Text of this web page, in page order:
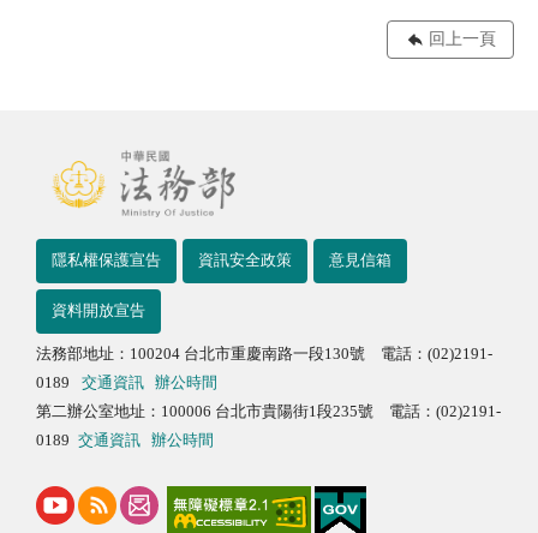
回上一頁
隱私權保護宣告 資訊安全政策 意見信箱
資料開放宣告
法務部地址：100204 台北市重慶南路一段130號 電話：(02)2191-
0189
交通資訊
辦公時間
第二辦公室地址：100006 台北市貴陽街1段235號 電話：(02)2191-
0189 交通資訊 辦公時間